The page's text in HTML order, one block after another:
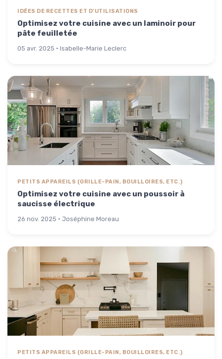
IDÉES DE RECETTES ET D'UTILISATIONS
Optimisez votre cuisine avec un laminoir pour
pâte feuilletée
05 avr. 2025 · Isabelle-Marie Leclerc
PETITS APPAREILS (GRILLE-PAIN, BOUILLOIRES, ETC.)
Optimisez votre cuisine avec un poussoir à
saucisse électrique
26 nov. 2025 · Joséphine Moreau
PETITS APPAREILS (GRILLE-PAIN, BOUILLOIRES, ETC.)